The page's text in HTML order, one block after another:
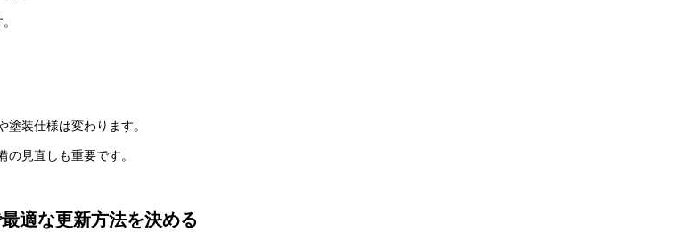
装仕様は変わります。
見直しも重要です。
適な更新方法を決める